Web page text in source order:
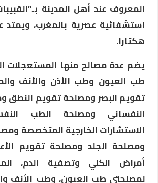
المعروف عند أهل المدينة
هكتارا.
يضم عدة مصالح منها المستعجلات
طب العيون وطب الأذن والأنف
تقويم البصر ومصلحة تقويم النطق
النفساني ومصلحة الطب
الاستشارات الخارجية المتخصصة
ومصلحة الجلد ومصلحة تقويم
أمراض الكلي وتصفية الدم،
لمصلحتي طب العيون، وطب الأنف